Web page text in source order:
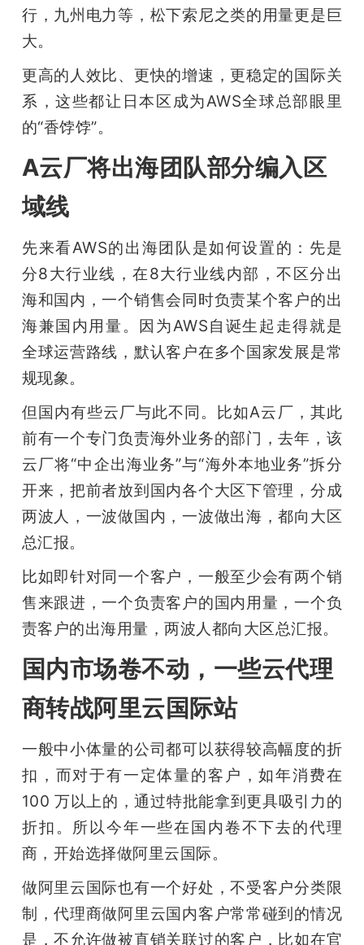
机
行，九州电力等，松下索尼之类的用量更是巨
大。
更高的人效比、更快的增速，更稳定的国际关
系，这些都让日本区成为AWS全球总部眼里
的“香饽饽”。
A云厂将出海团队部分编入区
域线
先来看AWS的出海团队是如何设置的：先是
分8大行业线，在8大行业线内部，不区分出
海和国内，一个销售会同时负责某个客户的出
海兼国内用量。因为AWS自诞生起走得就是
全球运营路线，默认客户在多个国家发展是常
规现象。
但国内有些云厂与此不同。比如A云厂，其此
前有一个专门负责海外业务的部门，去年，该
云厂将“中企出海业务”与“海外本地业务”拆分
开来，把前者放到国内各个大区下管理，分成
两波人，一波做国内，一波做出海，都向大区
总汇报。
比如即针对同一个客户，一般至少会有两个销
售来跟进，一个负责客户的国内用量，一个负
责客户的出海用量，两波人都向大区总汇报。
国内市场卷不动，一些云代理
商转战阿里云国际站
一般中小体量的公司都可以获得较高幅度的折
扣，而对于有一定体量的客户，如年消费在
100 万以上的，通过特批能拿到更具吸引力的
折扣。所以今年一些在国内卷不下去的代理
商，开始选择做阿里云国际。
做阿里云国际也有一个好处，不受客户分类限
制，代理商做阿里云国内客户常常碰到的情况
是，不允许做被直销关联过的客户，比如在官